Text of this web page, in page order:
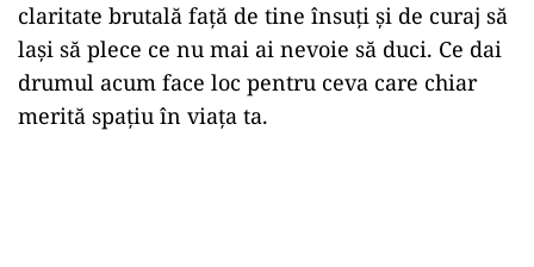
claritate brutală față de tine însuți și de curaj să
lași să plece ce nu mai ai nevoie să duci. Ce dai
drumul acum face loc pentru ceva care chiar
merită spațiu în viața ta.